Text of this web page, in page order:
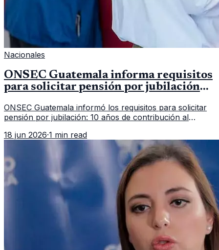
Nacionales
ONSEC Guatemala informa requisitos
para solicitar pensión por jubilación
ONSEC Guatemala informó los requisitos para solicitar
pensión por jubilación: 10 años de contribución al
importar edad.
18 jun 2026·1 min read